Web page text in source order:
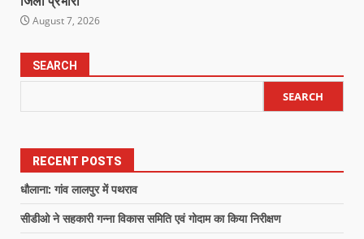
August 7, 2026
SEARCH
SEARCH
RECENT POSTS
धौलाना: गांव लालपुर में पथराव
सीडीओ ने सहकारी गन्ना विकास समिति एवं गोदाम का किया निरीक्षण